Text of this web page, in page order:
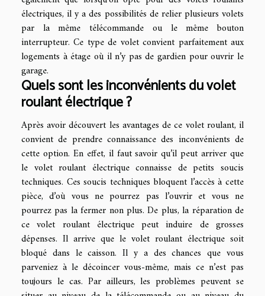
électriques, il y a des possibilités de relier plusieurs volets
par la même télécommande ou le même bouton
interrupteur. Ce type de volet convient parfaitement aux
logements à étage où il n’y pas de gardien pour ouvrir le
garage.
Quels sont les inconvénients du volet
roulant électrique ?
Après avoir découvert les avantages de ce volet roulant, il
convient de prendre connaissance des inconvénients de
cette option. En effet, il faut savoir qu’il peut arriver que
le volet roulant électrique connaisse de petits soucis
techniques. Ces soucis techniques bloquent l’accès à cette
pièce, d’où vous ne pourrez pas l’ouvrir et vous ne
pourrez pas la fermer non plus. De plus, la réparation de
ce volet roulant électrique peut induire de grosses
dépenses. Il arrive que le volet roulant électrique soit
bloqué dans le caisson. Il y a des chances que vous
parveniez à le décoincer vous-même, mais ce n’est pas
toujours le cas. Par ailleurs, les problèmes peuvent se